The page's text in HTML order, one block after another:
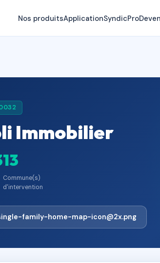
Nos produitsApplicationSyndicPro
Immobilier
13
Commune(s)
d'intervention
family-home-map-icon@2x.png